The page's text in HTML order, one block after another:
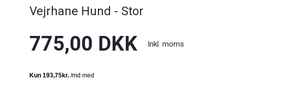
Vejrhane Hund - Stor
775,00 DKK Inkl. moms